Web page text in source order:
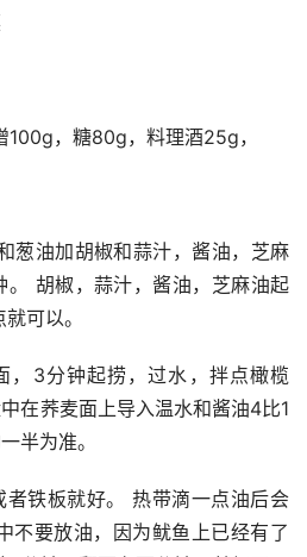
，糖80g，料理酒25g，
葱油加胡椒和蒜汁，酱油，芝麻
。 胡椒，蒜汁，酱油，芝麻油起
可以。
，3分钟起捞，过水，拌点橄榄
在荞麦面上导入温水和酱油4比1
半为准。
铁板就好。 热带滴一点油后会
不要放油，因为鱿鱼上已经有了